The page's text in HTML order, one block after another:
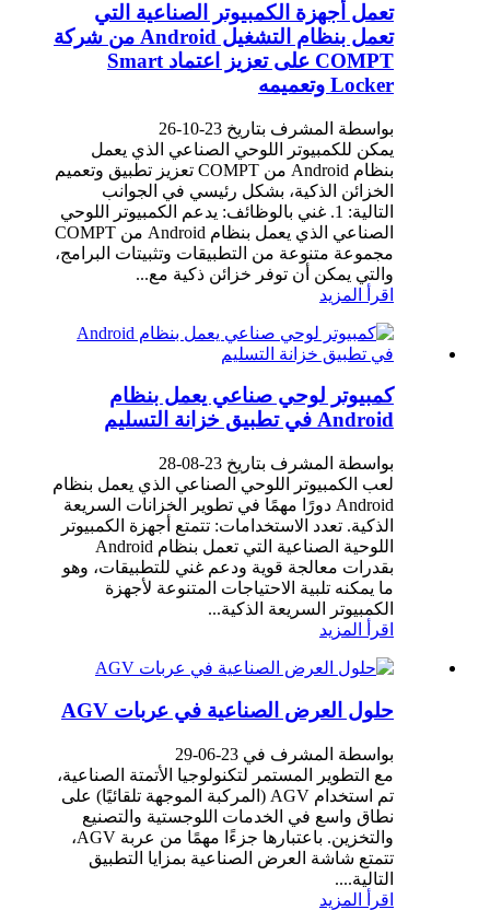
تعمل أجهزة الكمبيوتر الصناعية التي
تعمل بنظام التشغيل Android من شركة
COMPT على تعزيز اعتماد Smart
Locker وتعميمه
بواسطة المشرف بتاريخ 23-10-26
يمكن للكمبيوتر اللوحي الصناعي الذي يعمل
بنظام Android من COMPT تعزيز تطبيق وتعميم
الخزائن الذكية، بشكل رئيسي في الجوانب
التالية: 1. غني بالوظائف: يدعم الكمبيوتر اللوحي
الصناعي الذي يعمل بنظام Android من COMPT
مجموعة متنوعة من التطبيقات وتثبيتات البرامج،
والتي يمكن أن توفر خزائن ذكية مع...
اقرأ المزيد
كمبيوتر لوحي صناعي يعمل بنظام
Android في تطبيق خزانة التسليم
بواسطة المشرف بتاريخ 23-08-28
لعب الكمبيوتر اللوحي الصناعي الذي يعمل بنظام
Android دورًا مهمًا في تطوير الخزانات السريعة
الذكية. تعدد الاستخدامات: تتمتع أجهزة الكمبيوتر
اللوحية الصناعية التي تعمل بنظام Android
بقدرات معالجة قوية ودعم غني للتطبيقات، وهو
ما يمكنه تلبية الاحتياجات المتنوعة لأجهزة
الكمبيوتر السريعة الذكية...
اقرأ المزيد
حلول العرض الصناعية في عربات AGV
بواسطة المشرف في 23-06-29
مع التطوير المستمر لتكنولوجيا الأتمتة الصناعية،
تم استخدام AGV (المركبة الموجهة تلقائيًا) على
نطاق واسع في الخدمات اللوجستية والتصنيع
والتخزين. باعتبارها جزءًا مهمًا من عربة AGV،
تتمتع شاشة العرض الصناعية بمزايا التطبيق
التالية....
اقرأ المزيد